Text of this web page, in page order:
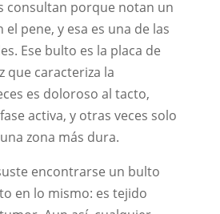
consultan porque notan un
pene, y esa es una de las
Ese bulto es la placa de
que caracteriza la
es doloroso al tacto,
activa, y otras veces solo
zona más dura.
encontrarse un bulto
en lo mismo: es tejido